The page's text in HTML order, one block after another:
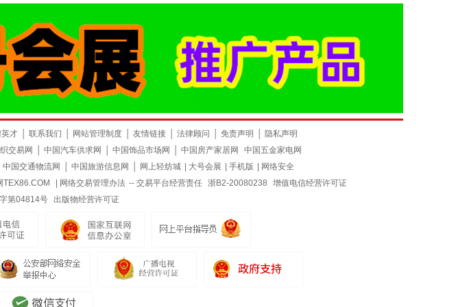
换一批
现货供应“水大牌”时尚弹力色织潮
格系列产品，款式多样，手感柔
和，适合制作男女时新服装
立即购买
￥67.00
现货供应“水大牌”TR时尚精灵条系
列面料产品，设计新颖，款式多
时新服装
立即购买
￥38.00
DIY卡通童装小扣子彩色天然木头
虚线纯色纽扣衬衫裙子木质圆形扣
￥0.10